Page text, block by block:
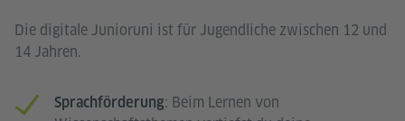
Die digitale Junioruni ist für Jugendliche zwischen 12 und
14 Jahren.
Sprachförderung: Beim Lernen von